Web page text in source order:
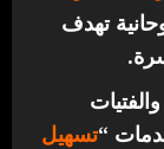
تهدف
“تسهيل